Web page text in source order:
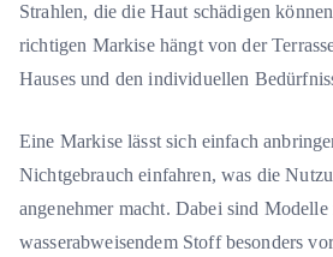
Strahlen, die die Haut schädigen
richtigen Markise hängt von der
Hauses und den individuellen
Eine Markise lässt sich einfach
Nichtgebrauch einfahren, was die
angenehmer macht. Dabei sind Modelle
wasserabweisendem Stoff besonders